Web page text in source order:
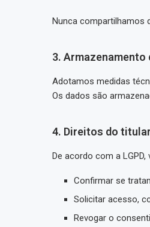
Nunca compartilhamos
3. Armazenamento
Adotamos medidas
Os dados são
4. Direitos do
De acordo com a
Confirmar se
Solicitar acesso,
Revogar o